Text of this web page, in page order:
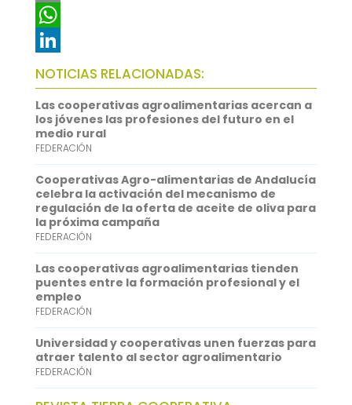
c
e
b
o
o
k
w
t
t
e
r
E
m
a
i
l
W
h
a
t
s
A
p
p
L
i
n
k
e
d
I
n
NOTICIAS RELACIONADAS:
Las cooperativas agroalimentarias acercan a
los jóvenes las profesiones del futuro en el
medio rural
FEDERACIÓN
Cooperativas Agro-alimentarias de Andalucía
celebra la activación del mecanismo de
regulación de la oferta de aceite de oliva para
la próxima campaña
FEDERACIÓN
Las cooperativas agroalimentarias tienden
puentes entre la formación profesional y el
empleo
FEDERACIÓN
Universidad y cooperativas unen fuerzas para
atraer talento al sector agroalimentario
FEDERACIÓN